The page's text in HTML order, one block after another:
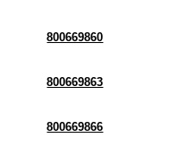
800669860
800669863
800669866